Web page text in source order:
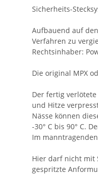
Sicherheits-
Aufbauend auf
Verfahren zu
Rechtsinhaber:
Die original MPX
Der fertig
und Hitze
Nässe können
-30° C bis 90° C.
Im
Hier darf nicht mit
gespritzte